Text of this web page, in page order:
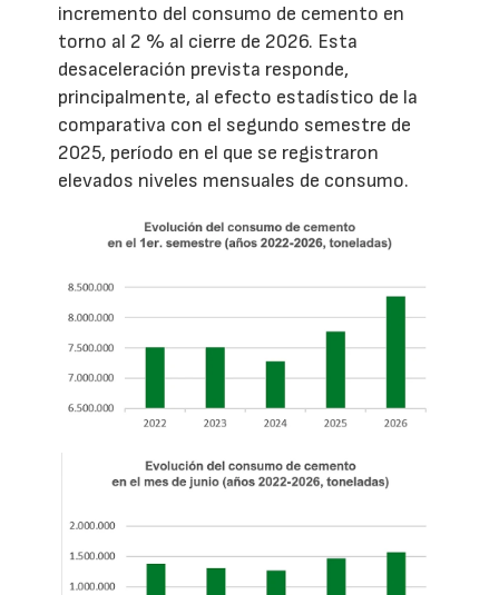
incremento del consumo de cemento en
torno al 2 % al cierre de 2026. Esta
desaceleración prevista responde,
principalmente, al efecto estadístico de la
comparativa con el segundo semestre de
2025, período en el que se registraron
elevados niveles mensuales de consumo.